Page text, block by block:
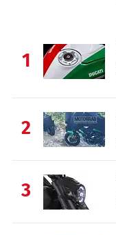
1
2
3